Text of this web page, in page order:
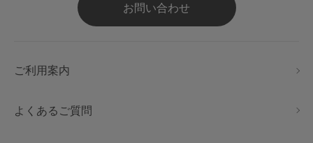
お問い合わせ
ご利用案内
よくあるご質問